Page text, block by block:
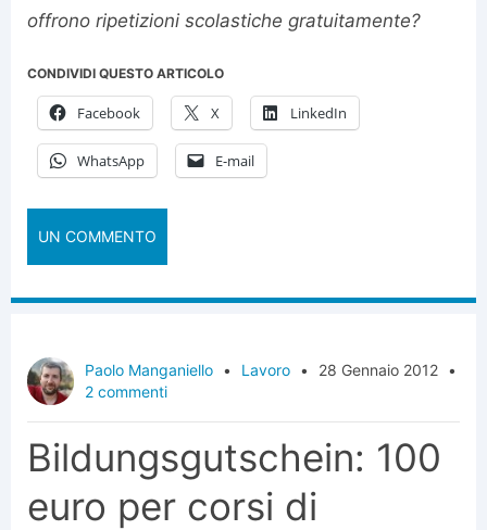
offrono ripetizioni scolastiche gratuitamente?
CONDIVIDI QUESTO ARTICOLO
Facebook X LinkedIn
WhatsApp E-mail
UN COMMENTO
Paolo Manganiello • Lavoro • 28 Gennaio 2012 •
2 commenti
Bildungsgutschein: 100
euro per corsi di